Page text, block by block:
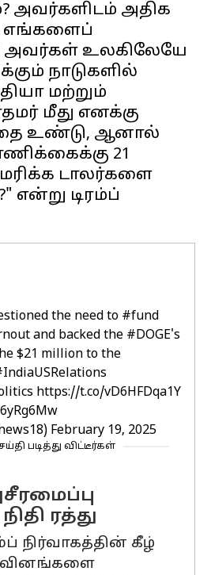
அவர்களிடம் அதிக
எங்களைப்
உலகிலேயே
நாடுகளில்
மற்றும்
மீது எனக்கு
உண்டு, ஆனால்
21
டாலர்களை
என்று டிரம்ப்
the need to #fund
and backed the #DOGE's
$21 million to the
https://t.co/vD6HFDqa1Y
February 19, 2025
படித்து விட்டீர்கள்
ரத்து
நிர்வாகத்தின் கீழ்